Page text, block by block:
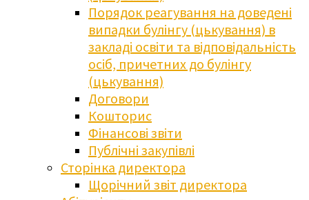
Порядок реагування на доведені
випадки булінгу (цькування) в
закладі освіти та відповідальність
осіб, причетних до булінгу
(цькування)
Договори
Кошторис
Фінансові звіти
Публічні закупівлі
Сторінка директора
Щорічний звіт директора